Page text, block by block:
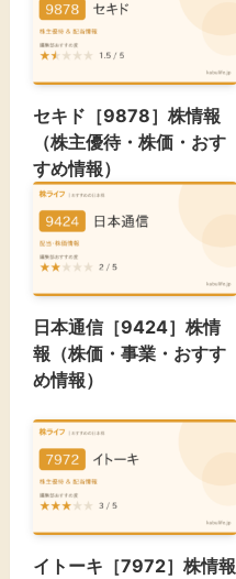
セキド［9878］株情報
（株主優待・株価・おす
すめ情報）
日本通信［9424］株情
報（株価・事業・おすす
め情報）
イトーキ［7972］株情報